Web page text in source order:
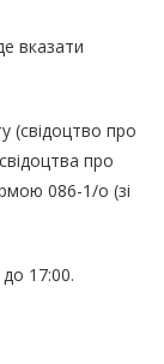
вказати
(свідоцтво про
про
086-1/о (зі
17:00.